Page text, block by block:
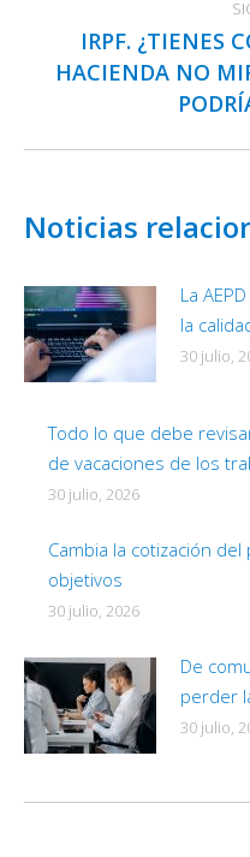
IRPF. ¿TIENES
HACIENDA NO
Noticias
La
la
30 julio,
Todo lo que debe
de vacaciones de los
30 julio, 2026
Cambia la cotización
objetivos
30 julio, 2026
De
perder
30 julio,